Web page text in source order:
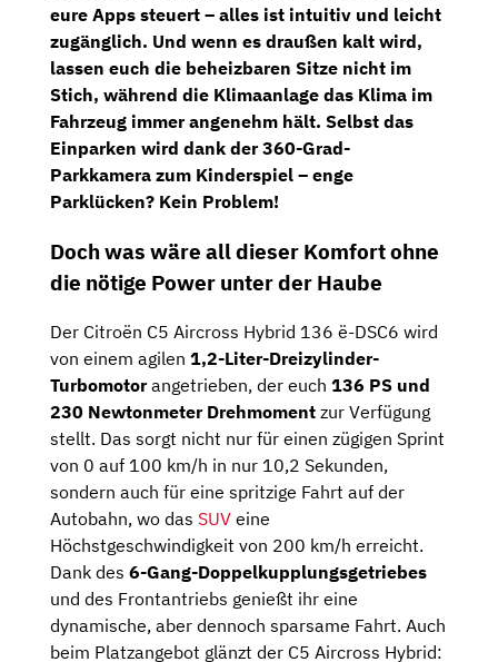
eure Apps steuert – alles ist intuitiv und leicht
zugänglich. Und wenn es draußen kalt wird,
lassen euch die beheizbaren Sitze nicht im
Stich, während die Klimaanlage das Klima im
Fahrzeug immer angenehm hält. Selbst das
Einparken wird dank der360-Grad-
Parkkamera zum Kinderspiel – enge
Parklücken? Kein Problem!
Doch was wäre all dieser Komfort ohne
die nötige Power unter der Haube
Der Citroën C5 Aircross Hybrid 136 ë-DSC6 wird
von einem agilen 1,2-Liter-Dreizylinder-
Turbomotorangetrieben, der euch 136 PS und
230 Newtonmeter Drehmoment zur Verfügung
stellt. Das sorgt nicht nur für einen zügigen Sprint
von 0 auf 100 km/h in nur 10,2 Sekunden,
sondern auch für eine spritzige Fahrt auf der
Autobahn, wo das SUV eine
Höchstgeschwindigkeit von 200 km/h erreicht.
Dank des 6-Gang-Doppelkupplungsgetriebes
und des Frontantriebs genießt ihr eine
dynamische, aber dennoch sparsame Fahrt. Auch
beim Platzangebot glänzt der C5 Aircross Hybrid: